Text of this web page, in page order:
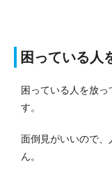
困っている人
困っている人を放
す。
面倒見がいいので
ん。